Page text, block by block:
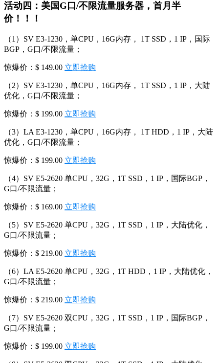
活动四：美国G口/不限流量服务器，首月半
价！！！
（1）SV E3-1230，单CPU，16G内存， 1T SSD，1 IP，国际
BGP，G口/不限流量；
惊爆价：$ 149.00 立即抢购
（2）SV E3-1230，单CPU，16G内存， 1T SSD，1 IP，大陆
优化，G口/不限流量；
惊爆价：$ 199.00 立即抢购
（3）LA E3-1230，单CPU，16G内存， 1T HDD，1 IP，大陆
优化，G口/不限流量；
惊爆价：$ 199.00 立即抢购
（4）SV E5-2620 单CPU，32G，1T SSD，1 IP，国际BGP，
G口/不限流量；
惊爆价：$ 169.00 立即抢购
（5）SV E5-2620 单CPU，32G，1T SSD，1 IP，大陆优化，
G口/不限流量；
惊爆价：$ 219.00 立即抢购
（6）LA E5-2620 单CPU，32G，1T HDD，1 IP，大陆优化，
G口/不限流量；
惊爆价：$ 219.00 立即抢购
（7）SV E5-2620 双CPU，32G，1T SSD，1 IP，国际BGP，
G口/不限流量；
惊爆价：$ 199.00 立即抢购